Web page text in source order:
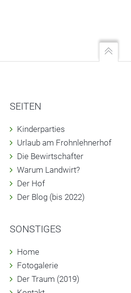
SEITEN
Kinderparties
Urlaub am Frohnlehnerhof
Die Bewirtschafter
Warum Landwirt?
Der Hof
Der Blog (bis 2022)
SONSTIGES
Home
Fotogalerie
Der Traum (2019)